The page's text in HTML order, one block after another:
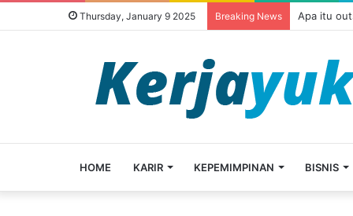
Thursday, January 9 2025 Breaking News Apa itu
HOME KARIR KEPEMIMPINAN BISNIS